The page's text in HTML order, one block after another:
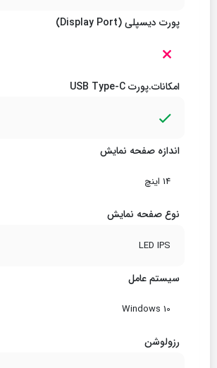
پورت دیسپلی (Display Port)
امکانات.پورت USB Type-C
اندازه صفحه نمایش
14 اینچ
نوع صفحه نمایش
LED IPS
سیستم عامل
Windows 10
رزولوشن